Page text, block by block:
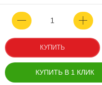
КУПИТЬ
КУПИТЬ В 1 КЛИК